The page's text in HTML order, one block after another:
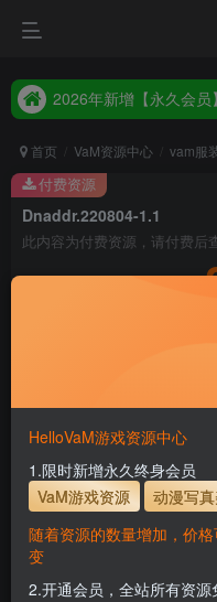
首页 VaM资源中心 vam服
Dnaddr.220804-1.1
此内容为付费资源，请付费后
主流网盘——高速下载
支付页面打
解压密码
1.为了资源不失效！请不要
付费资源
HelloVaM游戏资源中心
1.限时新增永久终身会员
VaM游戏资源
动漫写
随着资源的数量增加，价
变
2.开通会员，全站所有资源